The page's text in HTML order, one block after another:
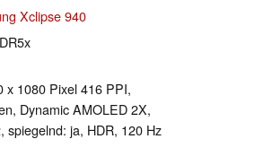
Xclipse 940
x 1080 Pixel 416 PPI,
Dynamic AMOLED 2X,
spiegelnd: ja, HDR, 120 Hz